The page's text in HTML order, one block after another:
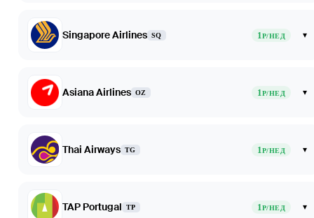
Singapore Airlines SQ 1Р/НЕД ▾
Asiana Airlines OZ 1Р/НЕД ▾
Thai Airways TG 1Р/НЕД ▾
TAP Portugal TP 1Р/НЕД ▾